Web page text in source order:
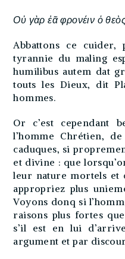
Οὐ γὰρ ἐᾶ φρονέιν ὁ
Abbattons ce
tyrannie du maling
humilibus autem dat
touts les Dieux, dit
hommes.
Or c’est cependant
l’homme Chrétien,
caduques, si
et divine : que
leur nature mortels et
appropriez plus
Voyons donq si
raisons plus fortes
s’il est en lui
argument et par